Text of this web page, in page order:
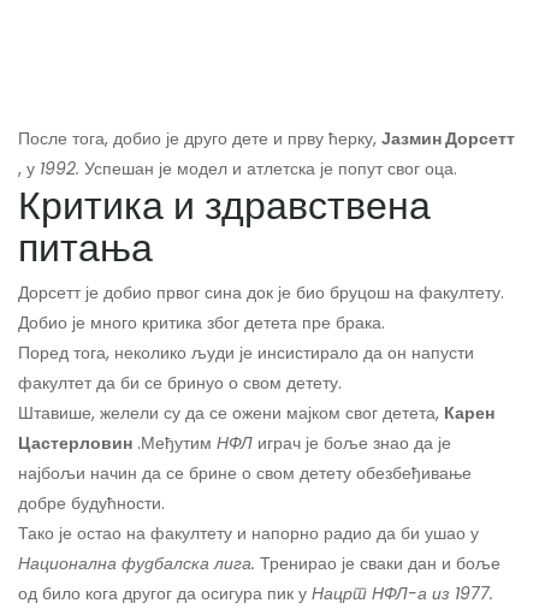
После тога, добио је друго дете и прву ћерку, Јазмин Дорсетт
, у 1992. Успешан је модел и атлетска је попут свог оца.
Критика и здравствена
питања
Дорсетт је добио првог сина док је био бруцош на факултету.
Добио је много критика због детета пре брака.
Поред тога, неколико људи је инсистирало да он напусти
факултет да би се бринуо о свом детету.
Штавише, желели су да се ожени мајком свог детета, Карен
Цастерловин .Међутим НФЛ играч је боље знао да је
најбољи начин да се брине о свом детету обезбеђивање
добре будућности.
Тако је остао на факултету и напорно радио да би ушао у
Национална фудбалска лига. Тренирао је сваки дан и боље
од било кога другог да осигура пик у Нацрт НФЛ-а из 1977.